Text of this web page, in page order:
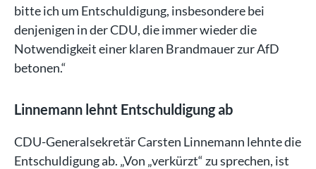
bitte ich um Entschuldigung, insbesondere bei
denjenigen in der CDU, die immer wieder die
Notwendigkeit einer klaren Brandmauer zur AfD
betonen.“
Linnemann lehnt Entschuldigung ab
CDU-Generalsekretär Carsten Linnemann lehnte die
Entschuldigung ab. „Von „verkürzt“ zu sprechen, ist